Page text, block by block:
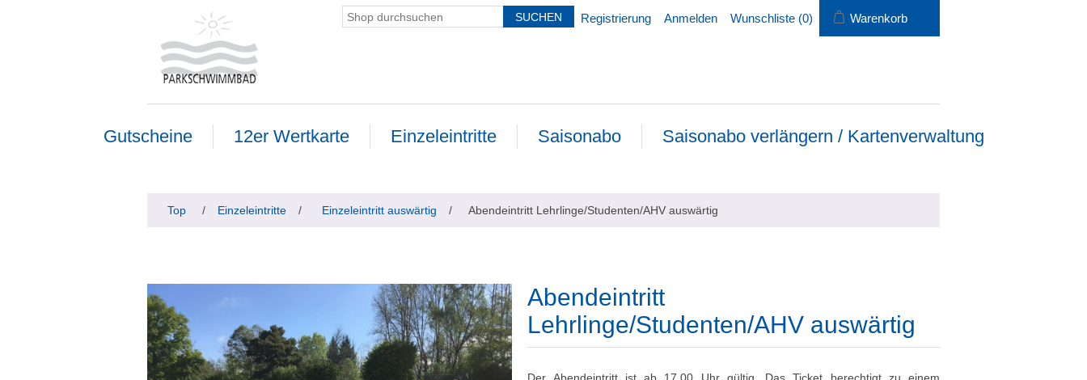
Registrierung Anmelden Wunschliste (0) Warenkorb
Gutscheine 12er Wertkarte Einzeleintritte Saisonabo Saisonabo verlängern / Kartenverwaltung
Top / Einzeleintritte / Einzeleintritt auswärtig / Abendeintritt Lehrlinge/Studenten/AHV auswärtig
Abendeintritt
Lehrlinge/Studenten/AHV auswärtig